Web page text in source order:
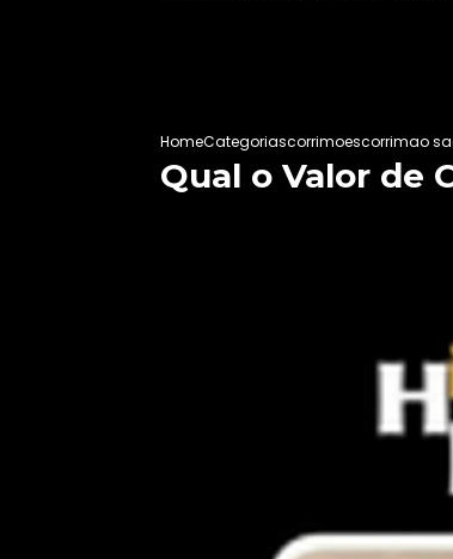
HomeCategoriascorrimoescorrimao
Qual o Valor de